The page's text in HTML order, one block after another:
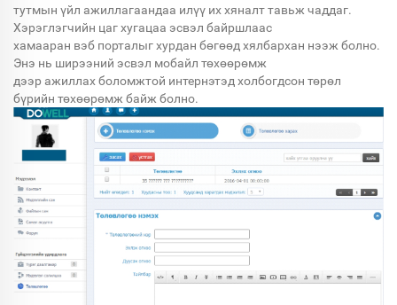
тутмын үйл ажиллагаандаа илүү их хяналт тавьж чаддаг.
Хэрэглэгчийн цаг хугацаа эсвэл байршлаас
хамааран вэб порталыг хурдан бөгөөд хялбархан нээж болно.
Энэ нь ширээний эсвэл мобайл төхөөрөмж
дээр ажиллах боломжтой интернэтэд холбогдсон төрөл
бүрийн төхөөрөмж байж болно.